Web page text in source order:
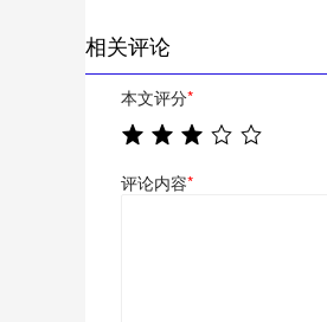
相关评论
本文评分*
评论内容*